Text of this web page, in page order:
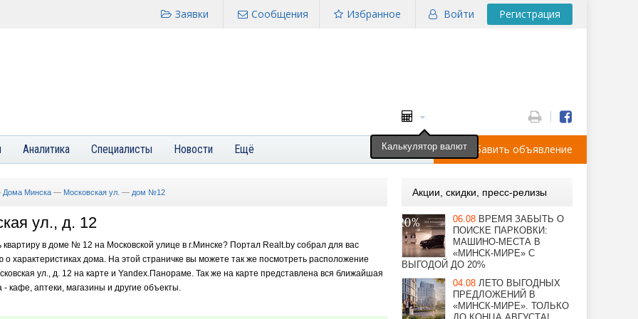
Войти Регистрация
Избранное
Сообщения
Заявки
Аналитика Специалисты Новости Ещё Добавить объявление
Дома Минска — Московская ул. — дом №12
ул., д. 12
квартиру в доме № 12 на Московской улице в г.Минске? Портал Realt.by собрал для вас
характеристиках дома. На этой страничке вы можете так же посмотреть расположение
ул., д. 12 на карте и Yandex.Панораме. Так же на карте представлена вся ближайшая
- кафе, аптеки, магазины и другие объекты.
Акции, скидки, пресс-релизы
06.08 ВРЕМЯ ЗАБЫТЬ О
ПОИСКЕ ПАРКОВКИ:
МАШИНО-МЕСТА В
«МИНСК-МИРЕ» С
ВЫГОДОЙ ДО 20%
04.08 ЛЕТО ВЫГОДНЫХ
ПРЕДЛОЖЕНИЙ В
«МИНСК-МИРЕ». ТОЛЬКО
Калькулятор валют